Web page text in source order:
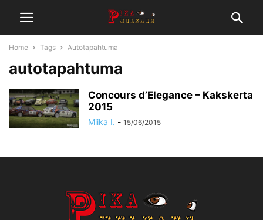
Home Tags Autotapahtuma
autotapahtuma
Concours d’Elegance – Kakskerta
2015
Miika I. - 15/06/2015